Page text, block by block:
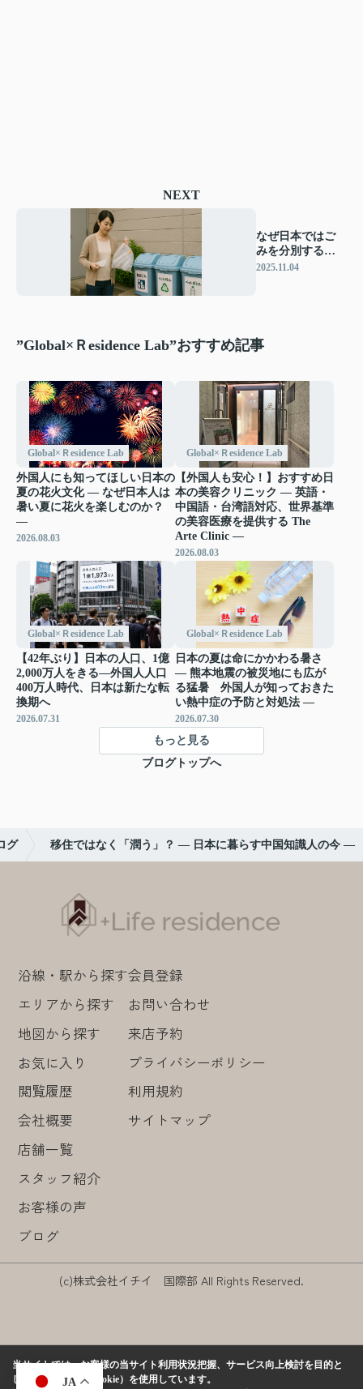
JA
NEXT
なぜ日本ではご
みを分別するの
か？日本のごみ
2025.11.04
”Global×Ｒesidence Lab”おすすめ記事
Global×Ｒesidence Lab
外国人にも知ってほしい日本の
夏の花火文化 ― なぜ日本人は
暑い夏に花火を楽しむのか？
―
2026.08.03
Global×Ｒesidence Lab
【外国人も安心！】おすすめ日
本の美容クリニック ― 英語・
中国語・台湾語対応、世界基準
の美容医療を提供する The
Arte Clinic ―
2026.08.03
Global×Ｒesidence Lab
【42年ぶり】日本の人口、1億
2,000万人をきる―外国人人口
400万人時代、日本は新たな転
換期へ
2026.07.31
Global×Ｒesidence Lab
日本の夏は命にかかわる暑さ
― 熊本地震の被災地にも広が
る猛暑 外国人が知っておきた
い熱中症の予防と対処法 ―
2026.07.30
もっと見る
ブログトップへ
グ 移住ではなく「潤う」？ ― 日本に暮らす中国知識人の今 ―
沿線・駅から探す
エリアから探す
地図から探す
お気に入り
閲覧履歴
会社概要
店舗一覧
スタッフ紹介
お客様の声
ブログ
会員登録
お問い合わせ
来店予約
プライバシーポリシー
利用規約
サイトマップ
(c)株式会社イチイ 国際部 All Rights Reserved.
当サイトでは、お客様の当サイト利用状況把握、サービス向上検討を目的と
して、クッキー（Cookie）を使用しています。